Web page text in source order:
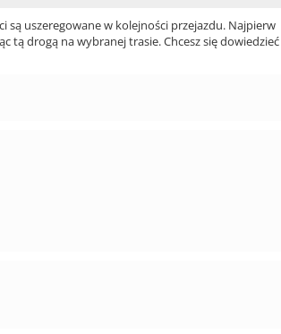
uszeregowane w kolejności przejazdu. Najpierw
tą drogą na wybranej trasie. Chcesz się dowiedzieć